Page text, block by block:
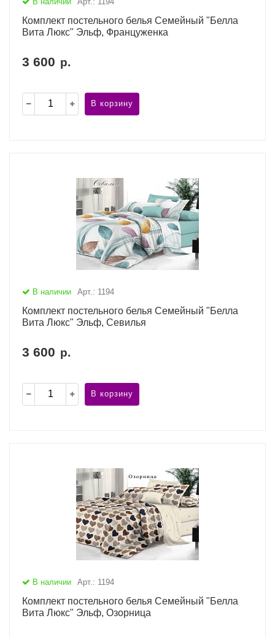
Комплект постельного белья Семейный "Белла
Вита Люкс" Эльф, Француженка
3 600 р.
В корзину
В наличии Арт.: 1194
Комплект постельного белья Семейный "Белла
Вита Люкс" Эльф, Севилья
3 600 р.
В корзину
В наличии Арт.: 1194
Комплект постельного белья Семейный "Белла
Вита Люкс" Эльф, Озорница